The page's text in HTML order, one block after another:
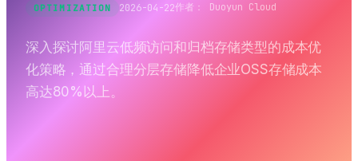
OPTIMIZATION 2026-04-22作者： Duoyun Cloud
深入探讨阿里云低频访问和归档存储类型的成本优
化策略，通过合理分层存储降低企业OSS存储成本
高达80%以上。